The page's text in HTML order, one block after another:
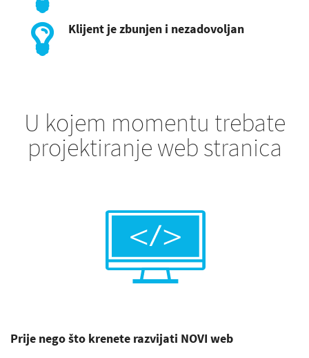
Klijent je zbunjen i nezadovoljan
U kojem momentu trebate
projektiranje web stranica
Prije nego što krenete razvijati NOVI web